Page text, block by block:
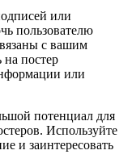
или
пользователю
с вашим
постер
или
потенциал для
Используйте
и заинтересовать